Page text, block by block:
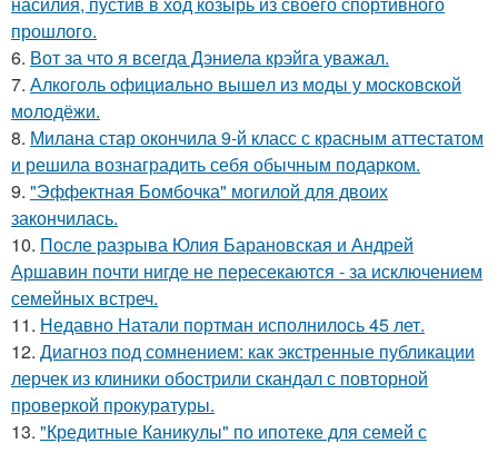
прошлого.
6. Вот за что я всегда Дэниела крэйга уважал.
7. Алкoгoль oфициaльнo вышeл из мoды у мocкoвcкoй
мoлoдёжи.
8. Милана стар окончила 9-й класс с красным аттестатом
и решила вознаградить себя обычным подарком.
9. "Эффектная Бомбочка" могилой для двоих
закончилась.
10. После разрыва Юлия Барановская и Андрей
Аршавин почти нигде не пересекаются - за исключением
семейных встреч.
11. Недавно Натали портман исполнилось 45 лет.
12. Диагноз под сомнением: как экстренные публикации
лерчек из клиники обострили скандал с повторной
проверкой прокуратуры.
13. "Кредитные Каникулы" по ипотеке для семей с